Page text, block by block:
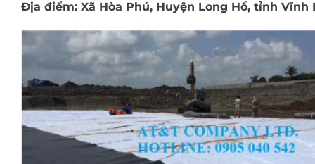
Địa điểm: Xã Hòa Phú, Huyện Long Hồ, tỉnh Vĩnh